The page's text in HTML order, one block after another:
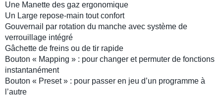
Une Manette des gaz ergonomique
Un Large repose-main tout confort
Gouvernail par rotation du manche avec système de
verrouillage intégré
Gâchette de freins ou de tir rapide
Bouton « Mapping » : pour changer et permuter de fonctions
instantanément
Bouton « Preset » : pour passer en jeu d’un programme à
l’autre